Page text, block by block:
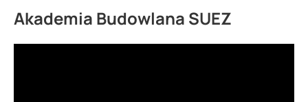
Akademia Budowlana SUEZ